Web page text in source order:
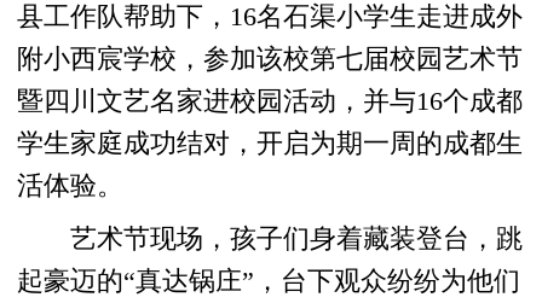
县工作队帮助下，16名石渠小学生走进成外
附小西宸学校，参加该校第七届校园艺术节
暨四川文艺名家进校园活动，并与16个成都
学生家庭成功结对，开启为期一周的成都生
活体验。
艺术节现场，孩子们身着藏装登台，跳
起豪迈的“真达锅庄”，台下观众纷纷为他们